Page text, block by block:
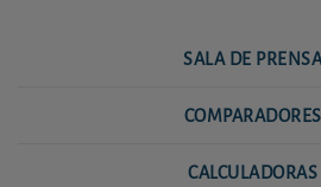
SALA DE
COMPARADORES
CALCULADORAS